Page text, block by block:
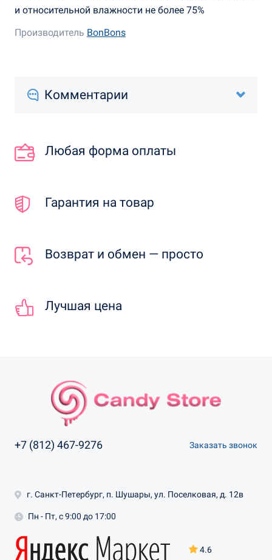
и относительной влажности не более 75%
Производитель BonBons
Комментарии
Любая форма оплаты
Гарантия на товар
Возврат и обмен — просто
Лучшая цена
+7 (812) 467-9276 Заказать звонок
4.6
г. Санкт-Петербург, п. Шушары, ул. Поселковая, д. 12в
Пн - Пт, с 9:00 до 17:00